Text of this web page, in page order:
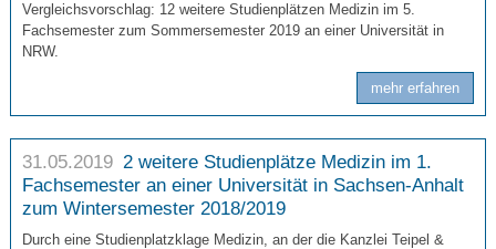
Vergleichsvorschlag: 12 weitere Studienplätzen Medizin im 5.
Fachsemester zum Sommersemester 2019 an einer Universität in
NRW.
mehr erfahren
31.05.2019 2 weitere Studienplätze Medizin im 1.
Fachsemester an einer Universität in Sachsen-Anhalt
zum Wintersemester 2018/2019
Durch eine Studienplatzklage Medizin, an der die Kanzlei Teipel &